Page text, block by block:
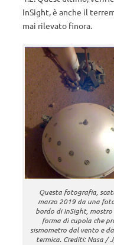
InSight, è anche il
mai rilevato finora.
Questa fotografia,
marzo 2019 da una
bordo di InSight, mostro
forma di cupola che
sismometro dal vento e
termica. Crediti: Nasa /